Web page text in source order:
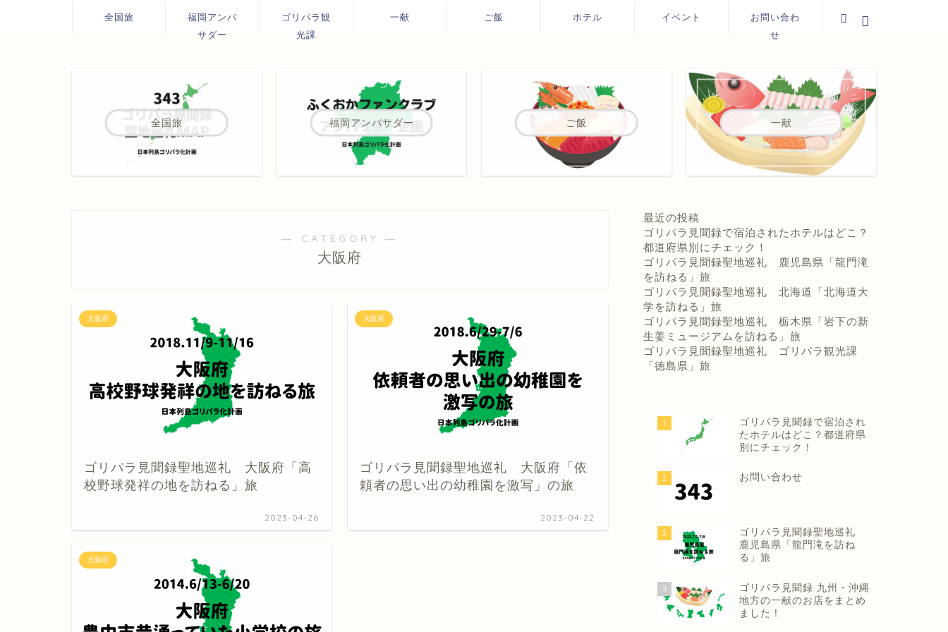
全国旅
福岡アンバ
サダー
ゴリパラ観
光課
一献 ご飯 ホテル イベント
お問い合わ
せ
全国旅 福岡アンバサダー ご飯 一献
― CATEGORY ―
大阪府
大阪府
ゴリパラ見聞録聖地巡礼 大阪府「高
校野球発祥の地を訪ねる」旅
2023-04-26
大阪府
ゴリパラ見聞録聖地巡礼 大阪府「依
頼者の思い出の幼稚園を激写」の旅
2023-04-22
大阪府
最近の投稿
ゴリパラ見聞録で宿泊されたホテルはどこ？
都道府県別にチェック！
ゴリパラ見聞録聖地巡礼 鹿児島県「龍門滝
を訪ねる」旅
ゴリパラ見聞録聖地巡礼 北海道「北海道大
学を訪ねる」旅
ゴリパラ見聞録聖地巡礼 栃木県「岩下の新
生姜ミュージアムを訪ねる」旅
ゴリパラ見聞録聖地巡礼 ゴリパラ観光課
「徳島県」旅
1
ゴリパラ見聞録で宿泊され
たホテルはどこ？都道府県
別にチェック！
2 お問い合わせ
3
ゴリパラ見聞録聖地巡礼
鹿児島県「龍門滝を訪ね
る」旅
4
ゴリパラ見聞録 九州・沖縄
地方の一献のお店をまとめ
ました！